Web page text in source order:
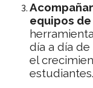
equipos
día a día
el
estudiantes.